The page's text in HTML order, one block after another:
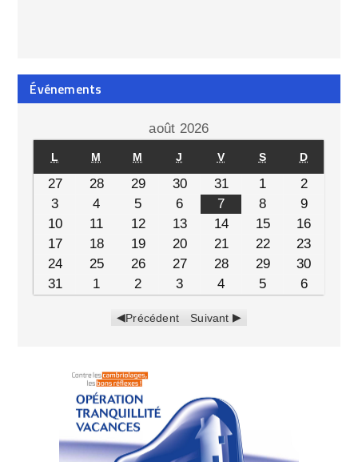
Événements
août 2026
L M M J V S D
27 28 29 30 31 1
2
3
4 5 6 7 8
9
10
11 12 13 14 15
16
17
18 19 20 21 22
23
24
25 26 27 28 29
30
31
1 2 3 4 5 6
Précédent Suivant